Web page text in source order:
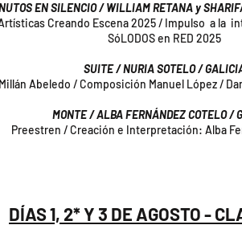
EN SILENCIO / WILLIAM RETANA y
Artísticas Creando Escena 2025 / Impulso a la
SóLODOS en RED 2025
SUITE / NURIA SOTELO /
Abeledo / Composición Manuel López /
MONTE / ALBA FERNÁNDEZ COTELO /
Preestren / Creación e Interpretación: Alba
DÍAS 1, 2* Y 3 DE AGOSTO -